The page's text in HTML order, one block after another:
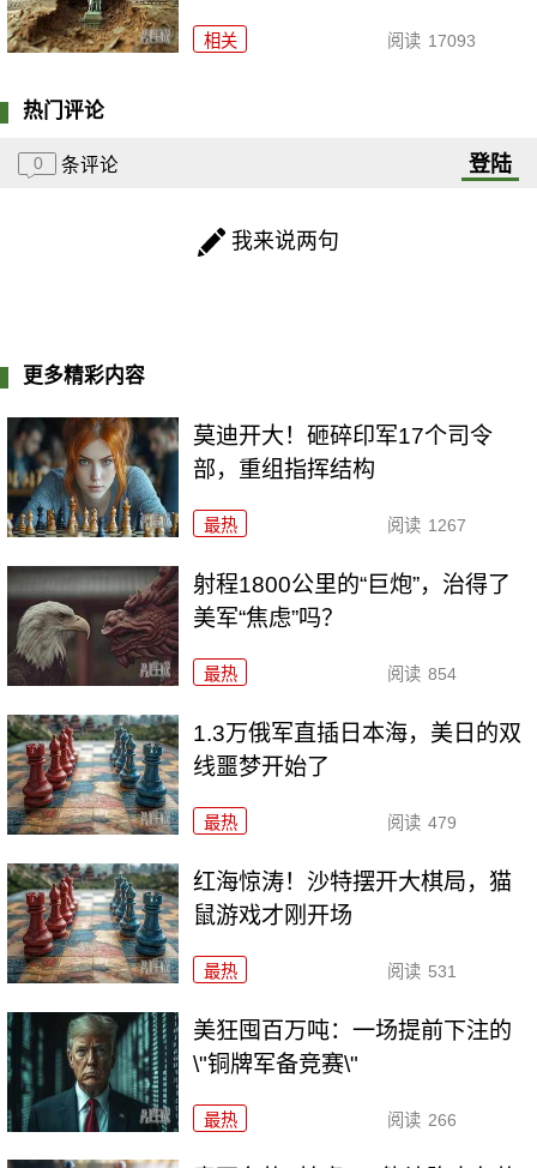
相关 阅读 17093
热门评论
0 条评论 登陆
我来说两句
更多精彩内容
莫迪开大！砸碎印军17个司令
部，重组指挥结构
最热 阅读 1267
射程1800公里的“巨炮”，治得了
美军“焦虑”吗？
最热 阅读 854
1.3万俄军直插日本海，美日的双
线噩梦开始了
最热 阅读 479
红海惊涛！沙特摆开大棋局，猫
鼠游戏才刚开场
最热 阅读 531
美狂囤百万吨：一场提前下注的
\"铜牌军备竞赛\"
最热 阅读 266